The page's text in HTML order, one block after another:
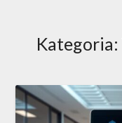
Kategoria: